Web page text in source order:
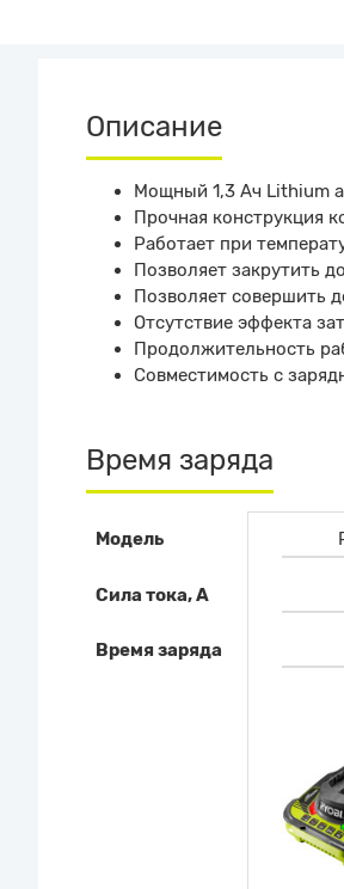
Описание
Мощный 1,3 Ач Lithium
Прочная конструкция
Работает при
Позволяет закрутить
Позволяет совершить
Отсутствие эффекта
Продолжительность
Совместимость с
Время заряда
Модель
Сила тока, А
Время заряда